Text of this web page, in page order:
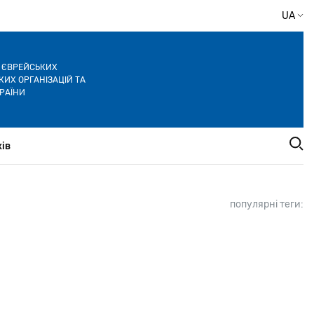
UA
ЄВРЕЙСЬКИХ
ОРГАНІЗАЦІЙ ТА
популярні теги: